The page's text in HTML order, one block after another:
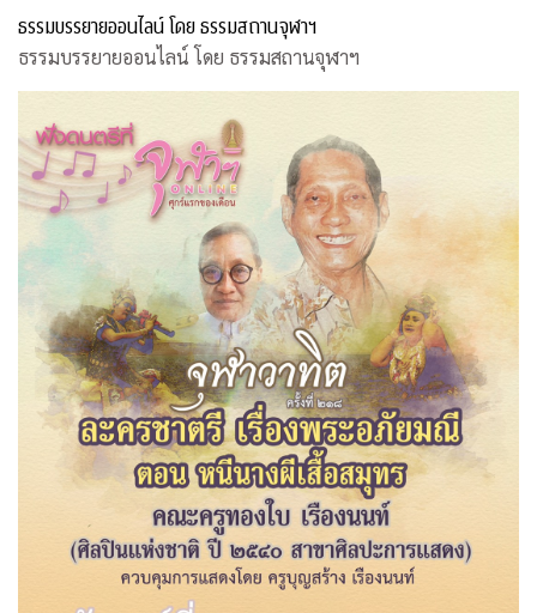
ธรรมบรรยายออนไลน์ โดย ธรรมสถานจุฬาฯ
ธรรมบรรยายออนไลน์ โดย ธรรมสถานจุฬาฯ